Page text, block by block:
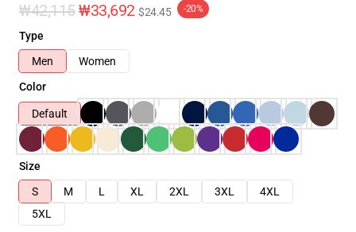
₩42,115₩33,692 $24.45 -20%
Type
Men
Women
Color
Default
Size
S
M L XL 2XL 3XL
4XL
5XL